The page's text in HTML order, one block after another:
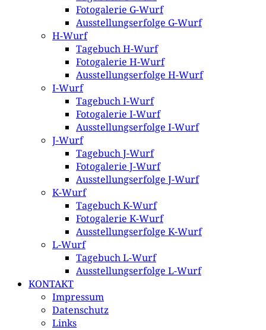
Fotogalerie G-Wurf
Ausstellungserfolge G-Wurf
H-Wurf
Tagebuch H-Wurf
Fotogalerie H-Wurf
Ausstellungserfolge H-Wurf
I-Wurf
Tagebuch I-Wurf
Fotogalerie I-Wurf
Ausstellungserfolge I-Wurf
J-Wurf
Tagebuch J-Wurf
Fotogalerie J-Wurf
Ausstellungserfolge J-Wurf
K-Wurf
Tagebuch K-Wurf
Fotogalerie K-Wurf
Ausstellungserfolge K-Wurf
L-Wurf
Tagebuch L-Wurf
Ausstellungserfolge L-Wurf
KONTAKT
Impressum
Datenschutz
Links